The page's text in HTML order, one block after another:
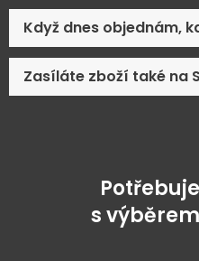
Když dnes objednám,
Zasíláte zboží také na
s